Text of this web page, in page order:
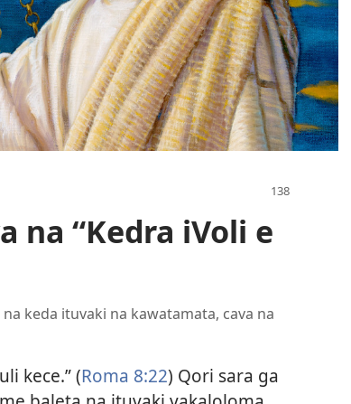
na “Kedra iVoli e
keda ituvaki na kawatamata, cava na
kece.” (Roma 8:22) Qori sara ga